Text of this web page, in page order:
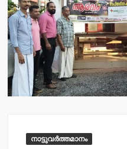
നാട്ടുവർത്തമാനം